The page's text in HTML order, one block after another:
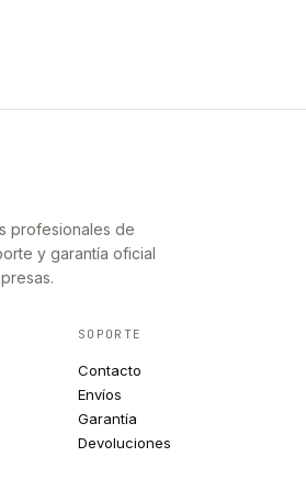
profesionales de
y garantía oficial
SOPORTE
Contacto
Envíos
Garantía
Devoluciones